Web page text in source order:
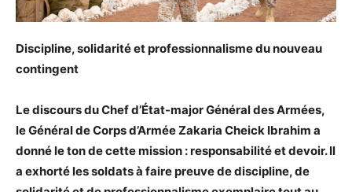
Discipline, solidarité et professionnalisme du nouveau
contingent
Le discours du Chef d’État-major Général des Armées,
le Général de Corps d’Armée Zakaria Cheick Ibrahim a
donné le ton de cette mission : responsabilité et devoir. Il
a exhorté les soldats à faire preuve de discipline, de